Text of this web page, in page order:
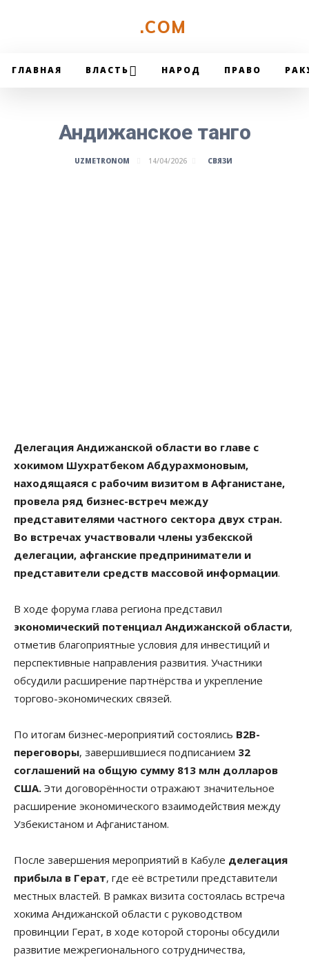
.COM
ГЛАВНАЯ ВЛАСТЬ НАРОД ПРАВО
Андижанское танго
UZMETRONOM 14/04/2026 СВЯЗИ
Делегация Андижанской области во главе с
хокимом Шухратбеком Абдурахмоновым,
находящаяся с рабочим визитом в Афганистане,
провела ряд бизнес-встреч между
представителями частного сектора двух стран.
Во встречах участвовали члены узбекской
делегации, афганские предприниматели и
представители средств массовой информации.
В ходе форума глава региона представил
экономический потенциал Андижанской области,
отметив благоприятные условия для инвестиций и
перспективные направления развития. Участники
обсудили расширение партнёрства и укрепление
торгово-экономических связей.
По итогам бизнес-мероприятий состоялись B2B-
переговоры, завершившиеся подписанием 32
соглашений на общую сумму 813 млн долларов
США. Эти договорённости отражают значительное
расширение экономического взаимодействия между
Узбекистаном и Афганистаном.
После завершения мероприятий в Кабуле делегация
прибыла в Герат, где её встретили представители
местных властей. В рамках визита состоялась встреча
хокима Андижанской области с руководством
провинции Герат, в ходе которой стороны обсудили
развитие межрегионального сотрудничества,